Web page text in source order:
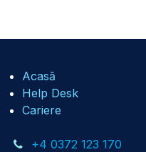
Acasă
Help Desk
Cariere
+4 0372 123 170